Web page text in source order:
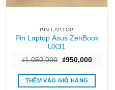
PIN LAPTOP
Pin Laptop Asus ZenBook
UX31
₫1,050,000 Giá
là:
₫1,050,000.
₫950,000Giá
tại
THÊM VÀO GIỎ HÀNG